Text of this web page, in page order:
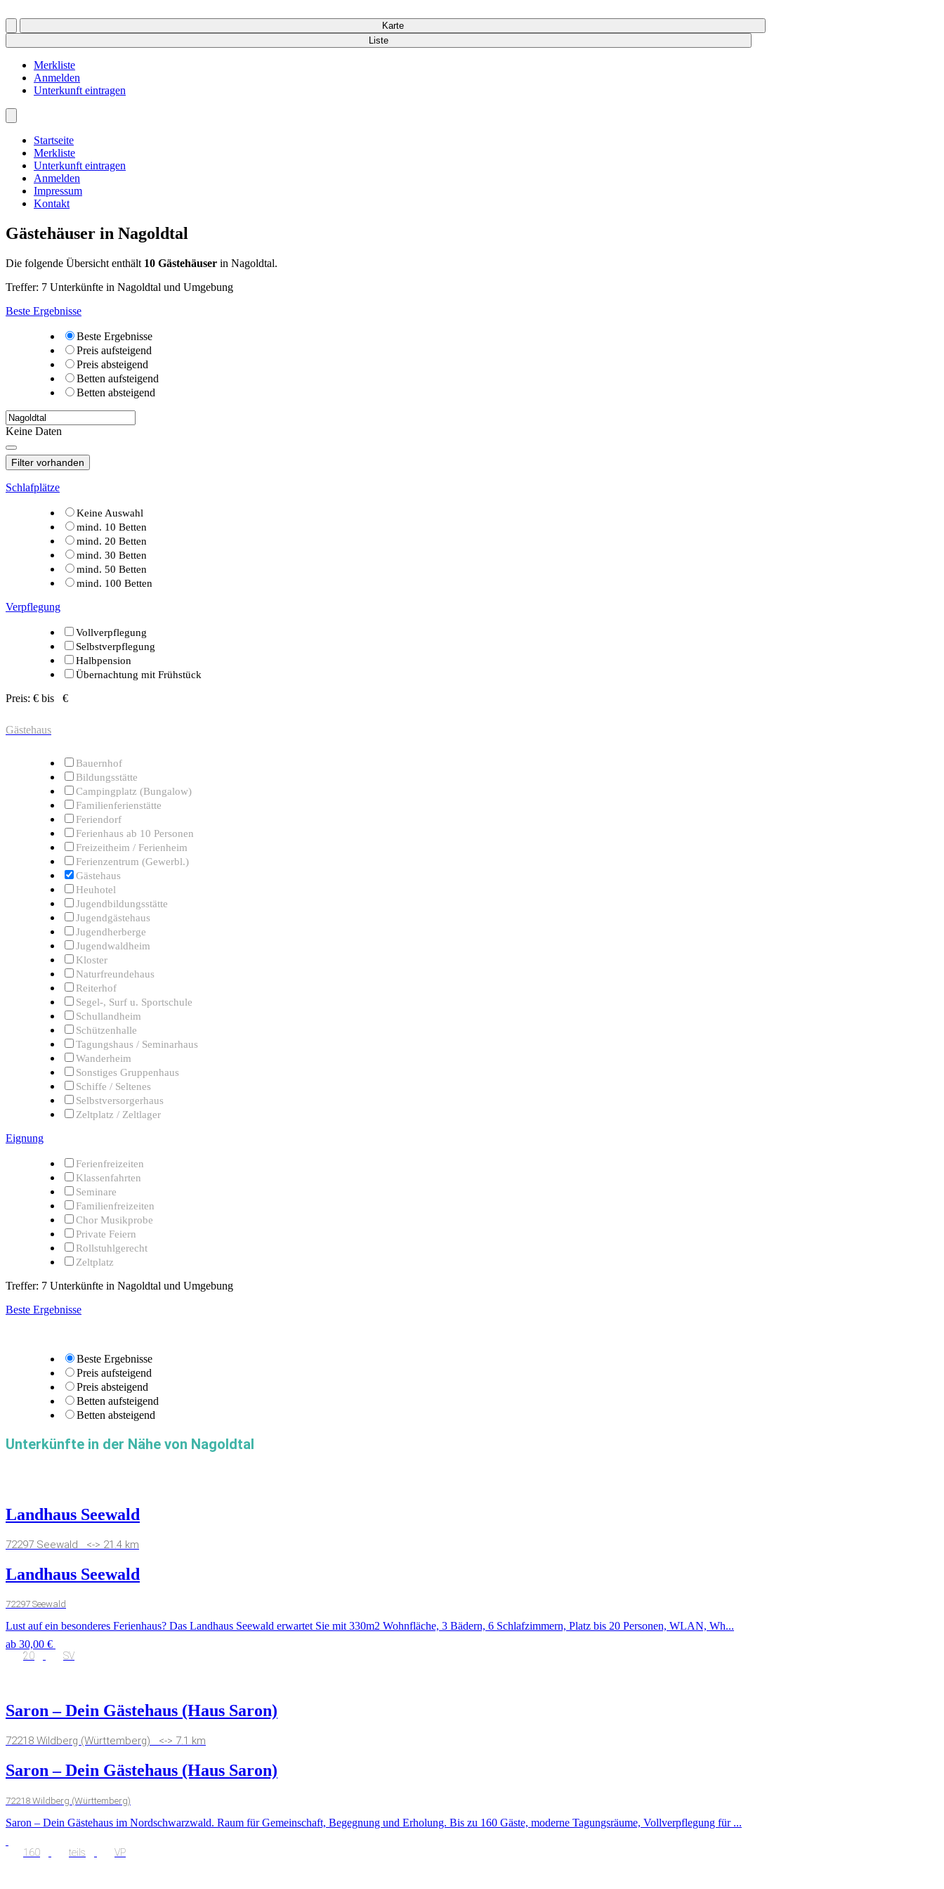
Karte
Liste
Merkliste
Anmelden
Unterkunft eintragen
Startseite
Merkliste
Unterkunft eintragen
Anmelden
Impressum
Kontakt
Gästehäuser in Nagoldtal
Die folgende Übersicht enthält 10 Gästehäuser in Nagoldtal.
Treffer: 7 Unterkünfte in Nagoldtal und Umgebung
Beste Ergebnisse
Beste Ergebnisse
Preis aufsteigend
Preis absteigend
Betten aufsteigend
Betten absteigend
Keine Daten
Filter vorhanden
Schlafplätze
Keine Auswahl
mind. 10 Betten
mind. 20 Betten
mind. 30 Betten
mind. 50 Betten
mind. 100 Betten
Verpflegung
Vollverpflegung
Selbstverpflegung
Halbpension
Übernachtung mit Frühstück
Preis: € bis €
Gästehaus
Bauernhof
Bildungsstätte
Campingplatz (Bungalow)
Familienferienstätte
Feriendorf
Ferienhaus ab 10 Personen
Freizeitheim / Ferienheim
Ferienzentrum (Gewerbl.)
Gästehaus
Heuhotel
Jugendbildungsstätte
Jugendgästehaus
Jugendherberge
Jugendwaldheim
Kloster
Naturfreundehaus
Reiterhof
Segel-, Surf u. Sportschule
Schullandheim
Schützenhalle
Tagungshaus / Seminarhaus
Wanderheim
Sonstiges Gruppenhaus
Schiffe / Seltenes
Selbstversorgerhaus
Zeltplatz / Zeltlager
Eignung
Ferienfreizeiten
Klassenfahrten
Seminare
Familienfreizeiten
Chor Musikprobe
Private Feiern
Rollstuhlgerecht
Zeltplatz
Treffer: 7 Unterkünfte in Nagoldtal und Umgebung
Beste Ergebnisse
Beste Ergebnisse
Preis aufsteigend
Preis absteigend
Betten aufsteigend
Betten absteigend
Unterkünfte in der Nähe von Nagoldtal
Landhaus Seewald
72297 Seewald <-> 21.4 km
Landhaus Seewald
72297 Seewald
Lust auf ein besonderes Ferienhaus? Das Landhaus Seewald erwartet Sie mit 330m2 Wohnfläche, 3 Bädern, 6 Schlafzimmern, Platz bis 20 Personen, WLAN, Wh...
ab 30,00 €
20 SV
Saron – Dein Gästehaus (Haus Saron)
72218 Wildberg (Württemberg) <-> 7.1 km
Saron – Dein Gästehaus (Haus Saron)
72218 Wildberg (Württemberg)
Saron – Dein Gästehaus im Nordschwarzwald. Raum für Gemeinschaft, Begegnung und Erholung. Bis zu 160 Gäste, moderne Tagungsräume, Vollverpflegung für ...
160 teils VP